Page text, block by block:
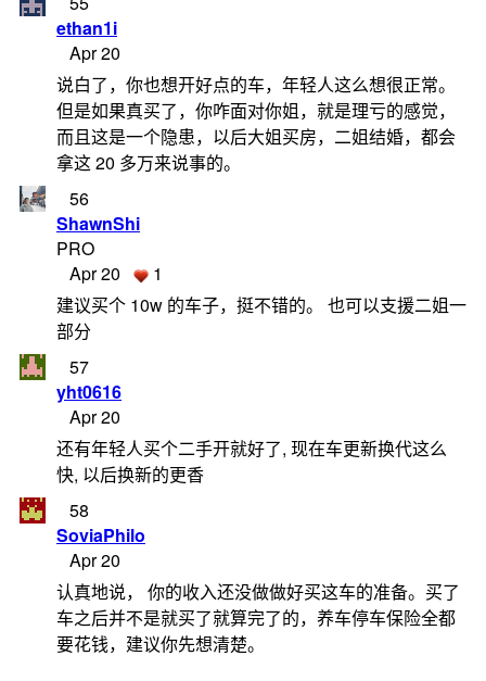
ethan1i
Apr 20
说白了，你也想开好点的车，年轻人这么想很正常。
但是如果真买了，你咋面对你姐，就是理亏的感觉，
而且这是一个隐患，以后大姐买房，二姐结婚，都会
拿这 20 多万来说事的。
56
ShawnShi
PRO
Apr 20
1
建议买个 10w 的车子，挺不错的。 也可以支援二姐一
部分
57
yht0616
Apr 20
还有年轻人买个二手开就好了, 现在车更新换代这么
快, 以后换新的更香
58
SoviaPhilo
Apr 20
认真地说， 你的收入还没做做好买这车的准备。买了
车之后并不是就买了就算完了的，养车停车保险全都
要花钱，建议你先想清楚。